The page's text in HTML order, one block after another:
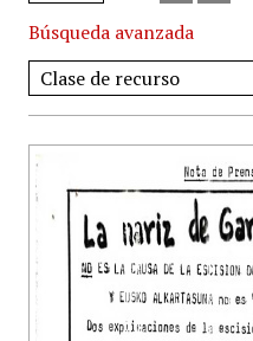
Búsqueda avanzada